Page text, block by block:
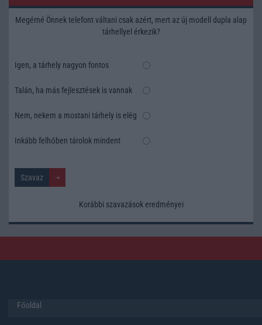
Megérné Önnek telefont váltani csak azért, mert az új modell dupla alap
tárhellyel érkezik?
Igen, a tárhely nagyon fontos
Talán, ha más fejlesztések is vannak
Nem, nekem a mostani tárhely is elég
Inkább felhőben tárolok mindent
Korábbi szavazások eredményei
Főoldal